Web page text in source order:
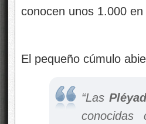
conocen unos 1.000
El pequeño cúmulo
“Las
conocidas